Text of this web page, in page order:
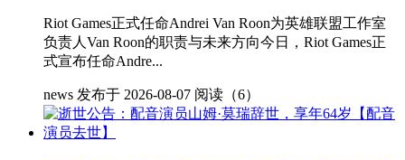
Riot Games正式任命Andrei Van Roon为英雄联盟工作室
负责人Van Roon的职责与未来方向今日，Riot Games正
式宣布任命Andre...
news 发布于 2026-08-07 阅读（6）